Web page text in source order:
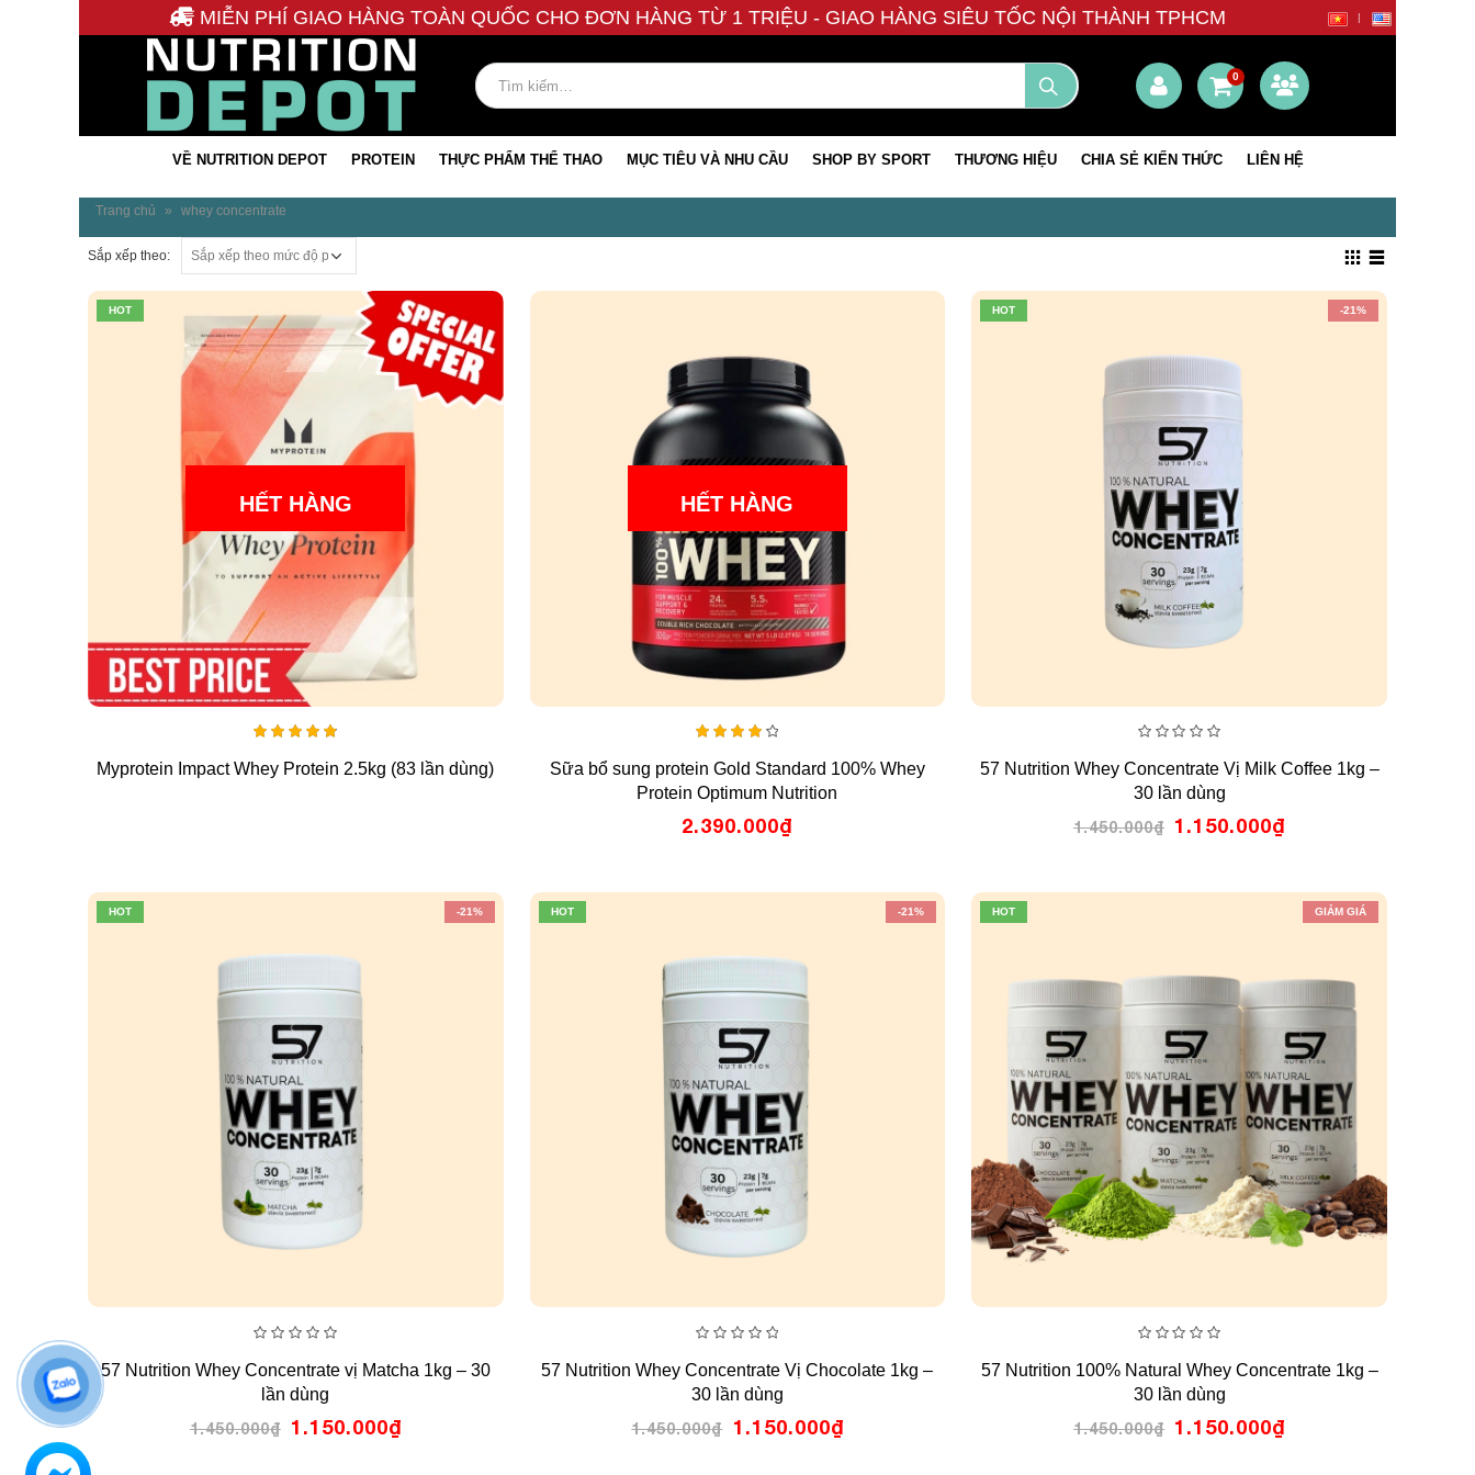
MIỄN PHÍ GIAO HÀNG TOÀN QUỐC CHO ĐƠN HÀNG TỪ 1 TRIỆU - GIAO HÀNG SIÊU TỐC NỘI THÀNH TPHCM
0
VỀ NUTRITION DEPOT PROTEIN THỰC PHẨM THỂ THAO MỤC TIÊU VÀ NHU CẦU SHOP BY SPORT THƯƠNG HIỆU CHIA SẺ KIẾN THỨC LIÊN HỆ
Trang chủ » whey concentrate
Sắp xếp theo:
HOT
HẾT HÀNG
out
of 5
Myprotein Impact Whey Protein 2.5kg (83 lần dùng)
HẾT HÀNG
out
Sữa bổ sung protein Gold Standard 100% Whey
Protein Optimum Nutrition
2.390.000₫
HOT -21%
out
of
5
57 Nutrition Whey Concentrate Vị Milk Coffee 1kg –
30 lần dùng
1.450.000₫ Giá
1.150.000₫
1.150.000₫.
HOT -21%
out
of
5
57 Nutrition Whey Concentrate vị Matcha 1kg – 30
lần dùng
1.450.000₫
Giá
1.150.000₫Giá
HOT -21%
out
of
5
57 Nutrition Whey Concentrate Vị Chocolate 1kg –
30 lần dùng
1.450.000₫
Giá
1.150.000₫Giá
HOT GIẢM GIÁ
out
of
5
57 Nutrition 100% Natural Whey Concentrate 1kg –
30 lần dùng
1.450.000₫ 1.150.000₫